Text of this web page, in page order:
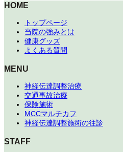
HOME
トップページ
当院の強みとは
健康グッズ
よくある質問
MENU
神経伝達調整治療
交通事故治療
保険施術
MCCマルチカフ
神経伝達調整施術の往診
STAFF